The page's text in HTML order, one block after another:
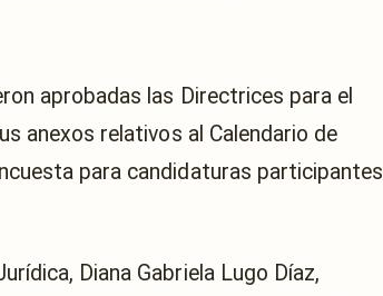
aprobadas las Directrices para el
anexos relativos al Calendario de
para candidaturas participantes
Diana Gabriela Lugo Díaz,